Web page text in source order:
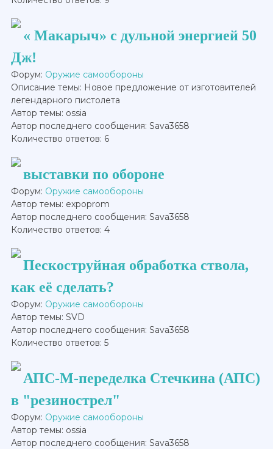
« Макарыч» с дульной энергией 50
Дж!
Форум: Оружие самообороны
Описание темы: Новое предложение от изготовителей
легендарного пистолета
Автор темы: ossia
Автор последнего сообщения: Sava3658
Количество ответов: 6
выставки по обороне
Форум: Оружие самообороны
Автор темы: expoprom
Автор последнего сообщения: Sava3658
Количество ответов: 4
Пескоструйная обработка ствола,
как её сделать?
Форум: Оружие самообороны
Автор темы: SVD
Автор последнего сообщения: Sava3658
Количество ответов: 5
АПС-М-переделка Стечкина (АПС)
в "резинострел"
Форум: Оружие самообороны
Автор темы: ossia
Автор последнего сообщения: Sava3658